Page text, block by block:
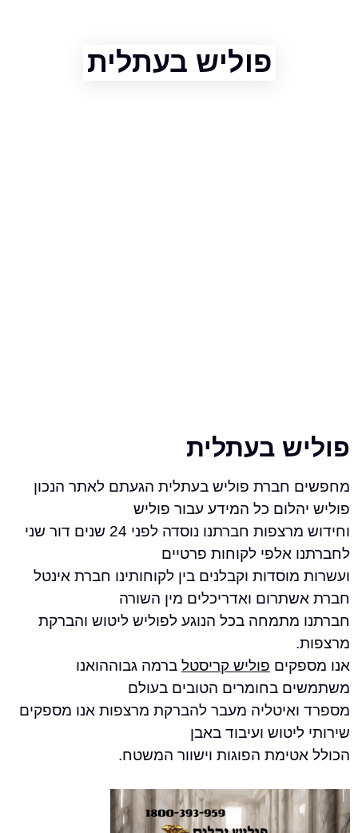
פוליש בעתלית
בעתלית
חברת פוליש בעתלית הגעתם לאתר הנכון
כל המידע עבור פוליש
וחידוש מרצפות חברתנו נוסדה לפני 24 שנים דור שני
אלפי לקוחות פרטיים
וקבלנים בין לקוחותינו חברת אינטל
ואדריכלים מין השורה
בכל הנוגע לפוליש ליטוש והברקת
פוליש קריסטלברמה גבוההואנו
בחומרים הטובים בעולם
מעבר להברקת מרצפות אנו מספקים
ועיבוד באבן
הפוגות וישוור המשטח.